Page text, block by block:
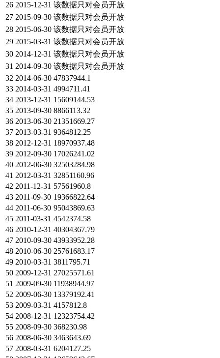
26 2015-12-31 该数据只对会员开放
27 2015-09-30 该数据只对会员开放
28 2015-06-30 该数据只对会员开放
29 2015-03-31 该数据只对会员开放
30 2014-12-31 该数据只对会员开放
31 2014-09-30 该数据只对会员开放
32 2014-06-30 47837944.1
33 2014-03-31 4994711.41
34 2013-12-31 15609144.53
35 2013-09-30 8866113.32
36 2013-06-30 21351669.27
37 2013-03-31 9364812.25
38 2012-12-31 18970937.48
39 2012-09-30 17026241.02
40 2012-06-30 32503284.98
41 2012-03-31 32851160.96
42 2011-12-31 57561960.8
43 2011-09-30 19366822.64
44 2011-06-30 95043869.63
45 2011-03-31 4542374.58
46 2010-12-31 40304367.79
47 2010-09-30 43933952.28
48 2010-06-30 25761683.17
49 2010-03-31 3811795.71
50 2009-12-31 27025571.61
51 2009-09-30 11938944.97
52 2009-06-30 13379192.41
53 2009-03-31 4157812.8
54 2008-12-31 12323754.42
55 2008-09-30 368230.98
56 2008-06-30 3463643.69
57 2008-03-31 6204127.25